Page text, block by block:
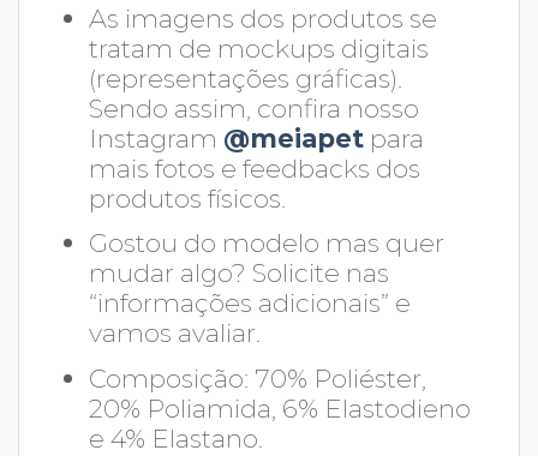
As imagens dos produtos se
tratam de mockups digitais
(representações gráficas).
Sendo assim, confira nosso
Instagram @meiapetpara
mais fotos e feedbacks dos
produtos físicos.
Gostou do modelo mas quer
mudar algo? Solicite nas
“informações adicionais” e
vamos avaliar.
Composição: 70% Poliéster,
20% Poliamida, 6% Elastodieno
e 4% Elastano.